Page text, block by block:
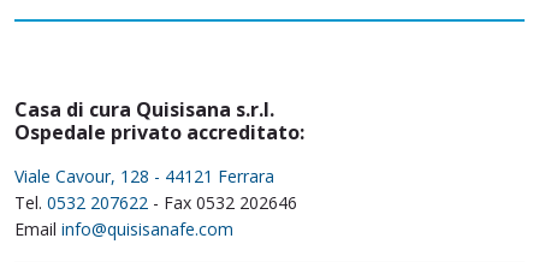
Casa di cura Quisisana s.r.l.
Ospedale privato accreditato:
Viale Cavour, 128 - 44121 Ferrara
Tel. 0532 207622 - Fax 0532 202646
Email info@quisisanafe.com